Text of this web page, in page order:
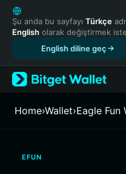
English
日本語
Tiếng Việt
Español (Latinoamérica)
Türkçe
Français
繁體中文
Şu anda bu sayfayı Türkçe
English olarak değiştirmek
English diline geç
Home›Wallet›Eagle Fun
EFUN